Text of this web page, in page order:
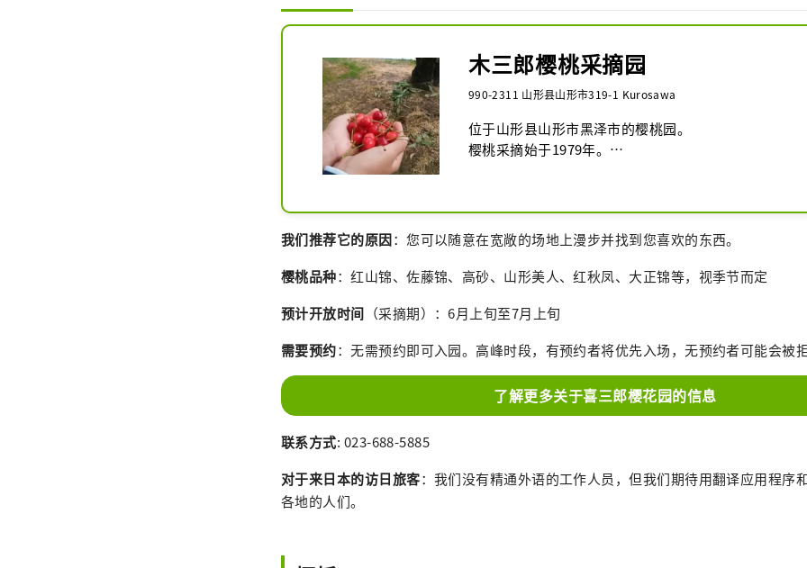
木三郎樱桃采摘园
990-2311 山形县山形市319-1 Kurosawa
位于山形县山形市黑泽市的樱桃园。
樱桃采摘始于1979年。
期间无节假日。 9:00 至 16:00。
本季以《红沙耶加》开场，人气爆棚的《佐藤锦》开季
锦》和《红周刊》正处于最佳状态。
有的饮食比较，例如品种和成熟度的差异。
何不一边在大农场里自由行走，一边寻找自己喜欢的呢
我们推荐它的原因：您可以随意在宽敞的场地上漫步并找到您喜欢的东西。
樱桃品种：红山锦、佐藤锦、高砂、山形美人、红秋凤、大正锦等，视季节而定
预计开放时间 （采摘期）：6月上旬至7月上旬
需要预约：无需预约即可入园。高峰时段，有预约者将优先入场，无预约者可能会被拒
了解更多关于喜三郎樱花园的信息
联系方式: 023-688-5885
对于来日本的访日旅客：我们没有精通外语的工作人员，但我们期待用翻译应用程序
各地的人们。